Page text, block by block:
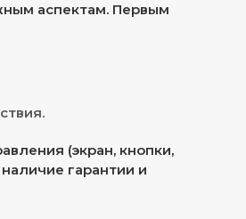
аспектам. Первым
(экран, кнопки,
гарантии и